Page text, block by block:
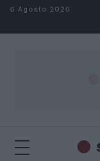
Salta al contenuto
6 Agosto 2026